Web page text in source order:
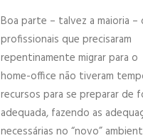
Boa parte – talvez a maioria –
profissionais que precisaram
repentinamente migrar para o
home-office não tiveram
recursos para se preparar de
adequada, fazendo as
necessárias no “novo”